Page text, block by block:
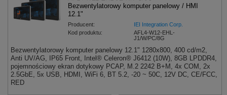
Bezwentylatorowy komputer panelowy / HMI
12.1"
Producent:
IEI Integration Corp.
Kod produktu:
AFL4-W12-EHL-
J1/W/PC/8G
Bezwentylatorowy komputer panelowy 12.1" 1280x800, 400 cd/m2,
Anti UV/AG, IP65 Front, Intel® Celeron® J6412 (10W), 8GB LPDDR4,
pojemnościowy ekran dotykowy PCAP, M.2 2242 B+M, 4x COM, 2x
2.5GbE, 5x USB, HDMI, WiFi 6, BT 5.2, -20 ~ 50C, 12V DC, CE/FCC,
RED